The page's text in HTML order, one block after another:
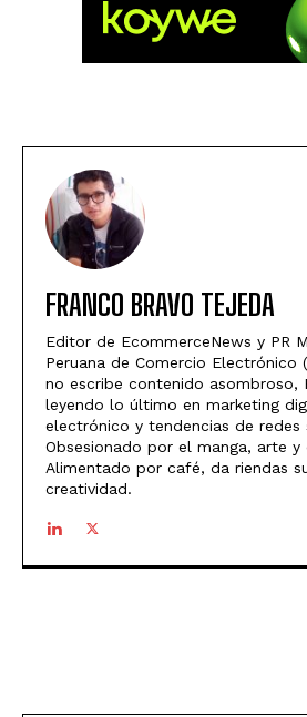
FRANCO BRAVO TEJEDA
Editor de EcommerceNews y PR
Peruana de Comercio Electrónico
no escribe contenido asombroso,
leyendo lo último en marketing
electrónico y tendencias de redes
Obsesionado por el manga, arte y
Alimentado por café, da riendas
creatividad.